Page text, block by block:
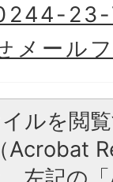
メール
ルを閲
Acrobat